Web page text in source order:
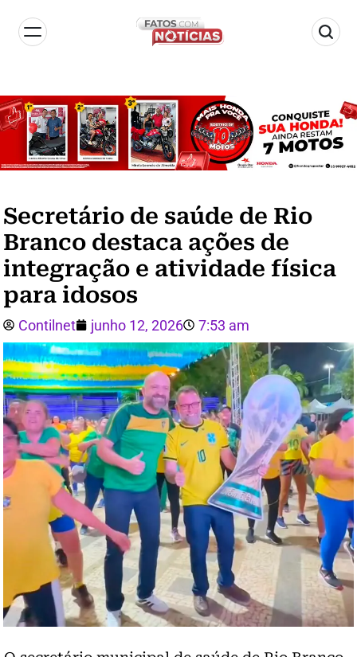
Secretário de saúde de Rio
Branco destaca ações de
integração e atividade física
para idosos
Contilnet junho 12, 2026 7:53 am